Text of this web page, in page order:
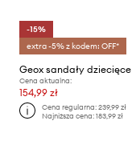
-15%
extra -5% z kodem: OFF*
Cena aktualna:
154,99 zł
Cena regularna:239,99 zł
Najniższa cena:183,99 zł